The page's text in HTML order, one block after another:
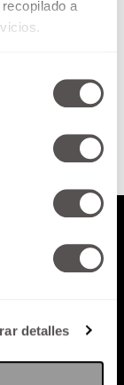
a
detalles